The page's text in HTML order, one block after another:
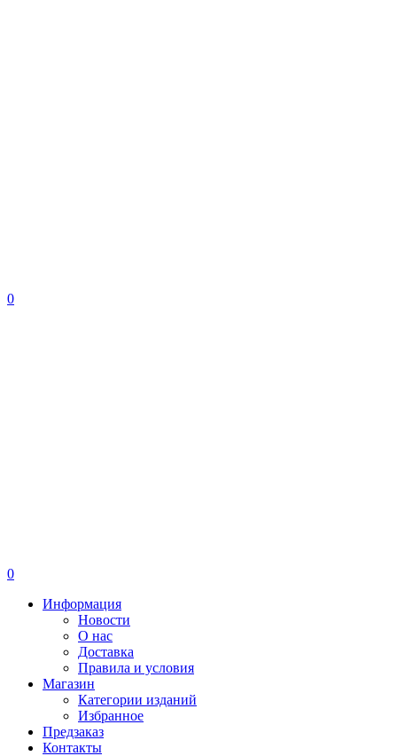
0
0
Информация
Новости
О нас
Доставка
Правила и условия
Магазин
Категории изданий
Избранное
Предзаказ
Контакты